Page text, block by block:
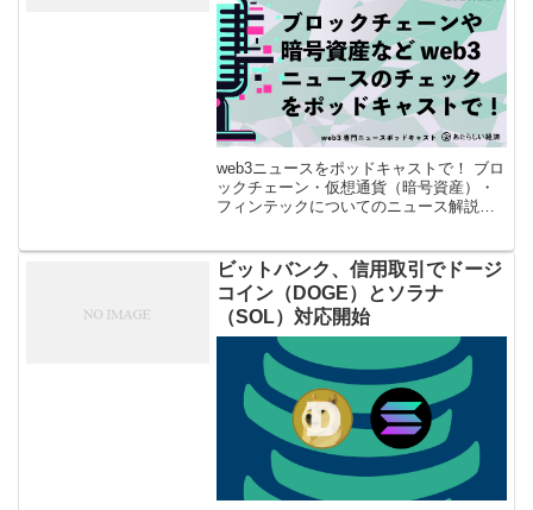
web3ニュースをポッドキャストで！ ブロ
ックチェーン・仮想通貨（暗号資産）・
フィンテックについてのニュース解説を
Podcast、Spotif […]
ビットバンク、信用取引でドージ
コイン（DOGE）とソラナ
（SOL）対応開始